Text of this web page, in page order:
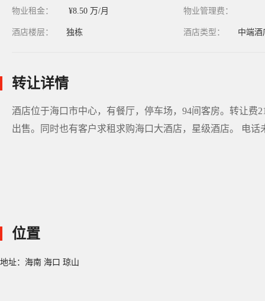
物业租金： ¥8.50 万/月 物业管理费：
酒店楼层： 独栋 酒店类型： 中端酒
转让详情
酒店位于海口市中心，有餐厅，停车场，94间客房。转让
出售。同时也有客户求租求购海口大酒店，星级酒店。 电
位置
地址：海南 海口 琼山